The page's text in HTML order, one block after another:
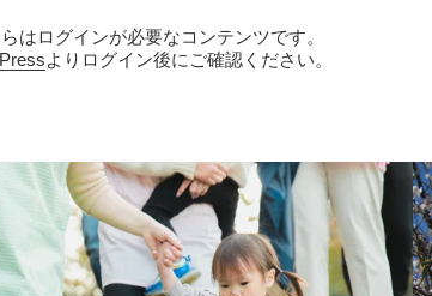
はログインが必要なコンテンツです。
よりログイン後にご確認ください。